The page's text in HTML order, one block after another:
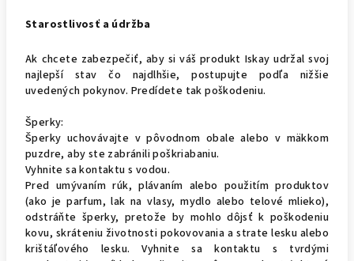
Starostlivosť a údržba
Ak chcete zabezpečiť, aby si váš produkt Iskay udržal svoj
najlepší stav čo najdlhšie, postupujte podľa nižšie
uvedených pokynov. Predídete tak poškodeniu.
Šperky:
Šperky uchovávajte v pôvodnom obale alebo v mäkkom
puzdre, aby ste zabránili poškriabaniu.
Vyhnite sa kontaktu s vodou.
Pred umývaním rúk, plávaním alebo použitím produktov
(ako je parfum, lak na vlasy, mydlo alebo telové mlieko),
odstráňte šperky, pretože by mohlo dôjsť k poškodeniu
kovu, skráteniu životnosti pokovovania a strate lesku alebo
krištáľového lesku. Vyhnite sa kontaktu s tvrdými